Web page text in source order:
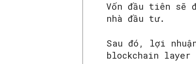
Vốn đầu tiên
nhà đầu tư.
Sau đó, lợi
blockchain layer